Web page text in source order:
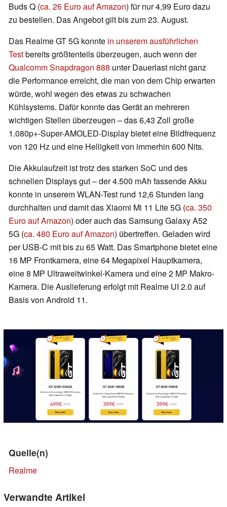
Buds Q (ca. 26 Euro auf Amazon) für nur 4,99 Euro dazu
zu bestellen. Das Angebot gilt bis zum 23. August.
Das Realme GT 5G konnte in unserem ausführlichen
Testbereits größtenteils überzeugen, auch wenn der
Qualcomm Snapdragon 888 unter Dauerlast nicht ganz
die Performance erreicht, die man von dem Chip erwarten
würde, wohl wegen des etwas zu schwachen
Kühlsystems. Dafür konnte das Gerät an mehreren
wichtigen Stellen überzeugen – das 6,43 Zoll große
1.080p+-Super-AMOLED-Display bietet eine Bildfrequenz
von 120 Hz und eine Helligkeit von immerhin 600 Nits.
Die Akkulaufzeit ist trotz des starken SoC und des
schnellen Displays gut – der 4.500 mAh fassende Akku
konnte in unserem WLAN-Test rund 12,6 Stunden lang
durchhalten und damit das Xiaomi Mi 11 Lite 5G (ca. 350
Euro auf Amazon) oder auch das Samsung Galaxy A52
5G (ca. 480 Euro auf Amazon) übertreffen. Geladen wird
per USB-C mit bis zu 65 Watt. Das Smartphone bietet eine
16 MP Frontkamera, eine 64 Megapixel Hauptkamera,
eine 8 MP Ultraweitwinkel-Kamera und eine 2 MP Makro-
Kamera. Die Auslieferung erfolgt mit Realme UI 2.0 auf
Basis von Android 11.
Quelle(n)
Realme
Verwandte Artikel